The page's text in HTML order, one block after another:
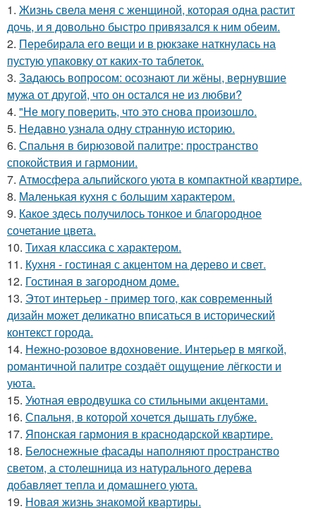
1. Жизнь свела меня с женщиной, которая одна растит
дочь, и я довольно быстро привязался к ним обеим.
2. Перебирала его вещи и в рюкзаке наткнулась на
пустую упаковку от каких-то таблеток.
3. Задаюсь вопросом: осознают ли жёны, вернувшие
мужа от другой, что он остался не из любви?
4. "Не могу поверить, что это снова произошло.
5. Недавно узнала одну странную историю.
6. Спальня в бирюзовой палитре: пространство
спокойствия и гармонии.
7. Атмосфера альпийского уюта в компактной квартире.
8. Маленькая кухня с большим характером.
9. Какое здесь получилось тонкое и благородное
сочетание цвета.
10. Тихая классика с характером.
11. Кухня - гостиная с акцентом на дерево и свет.
12. Гостиная в загородном доме.
13. Этот интерьер - пример того, как современный
дизайн может деликатно вписаться в исторический
контекст города.
14. Нежно-розовое вдохновение. Интерьер в мягкой,
романтичной палитре создаёт ощущение лёгкости и
уюта.
15. Уютная евродвушка со стильными акцентами.
16. Спальня, в которой хочется дышать глубже.
17. Японская гармония в краснодарской квартире.
18. Белоснежные фасады наполняют пространство
светом, а столешница из натурального дерева
добавляет тепла и домашнего уюта.
19. Новая жизнь знакомой квартиры.